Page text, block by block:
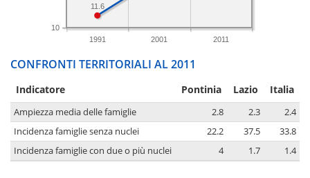
1991 2001 2011
10
11.6
CONFRONTI TERRITORIALI AL 2011
Indicatore Pontinia Lazio Italia
Ampiezza media delle famiglie 2.8 2.3
2.4
Incidenza famiglie senza nuclei
22.2 37.5
33.8
Incidenza famiglie con due o più nuclei
4 1.7 1.4